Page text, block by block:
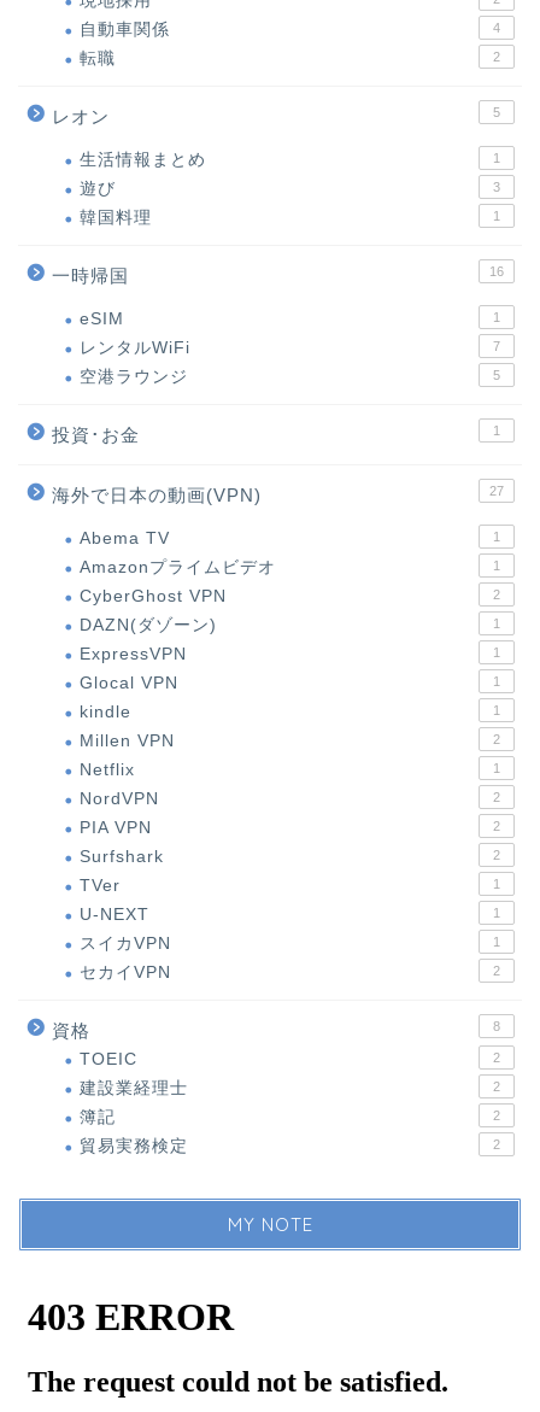
自動車関係 4
転職 2
レオン 5
生活情報まとめ 1
遊び 3
韓国料理 1
一時帰国 16
eSIM 1
レンタルWiFi 7
空港ラウンジ 5
投資･お金 1
海外で日本の動画(VPN) 27
Abema TV 1
Amazonプライムビデオ 1
CyberGhost VPN 2
DAZN(ダゾーン) 1
ExpressVPN 1
Glocal VPN 1
kindle 1
Millen VPN 2
Netflix 1
NordVPN 2
PIA VPN 2
Surfshark 2
TVer 1
U-NEXT 1
スイカVPN 1
セカイVPN 2
資格 8
TOEIC 2
建設業経理士 2
簿記 2
貿易実務検定 2
MY NOTE